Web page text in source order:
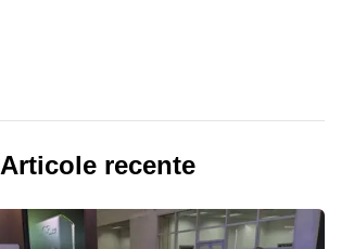
Articole recente